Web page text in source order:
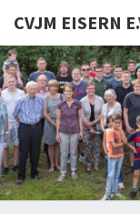
CVJM EISERN